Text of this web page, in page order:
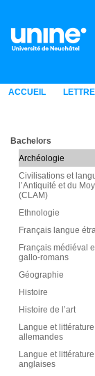
ACCUEIL
Bachelors
Archéologie
Civilisations et
l’Antiquité et du
(CLAM)
Ethnologie
Français langue
Français médiéval
gallo-romans
Géographie
Histoire
Histoire de l’art
Langue et littérature
allemandes
Langue et littérature
anglaises